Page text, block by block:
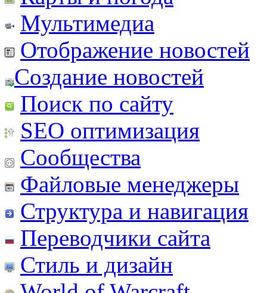
Мультимедиа
Отображение новостей
Создание новостей
Поиск по сайту
SEO оптимизация
Сообщества
Файловые менеджеры
Структура и навигация
Переводчики сайта
Стиль и дизайн